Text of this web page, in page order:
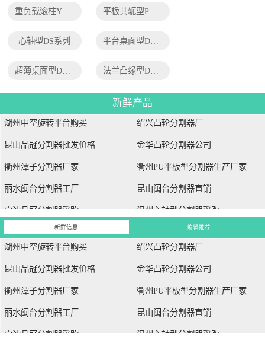
心轴型DS系列 平台桌面型DT系列
法兰凸缘型DF系列
新鲜产品
湖州中空旋转平台购买 绍兴凸轮分割器厂
昆山品冠分割器批发价格 金华凸轮分割器公司
衢州潭子分割器厂家 衢州PU平板型分割器生产厂家
丽水闽台分割器工厂 昆山闽台分割器直销
宁波品冠分割器采购 温州心轴型分割器采购
新鲜信息 编辑推荐
湖州中空旋转平台购买 绍兴凸轮分割器厂
昆山品冠分割器批发价格 金华凸轮分割器公司
衢州潭子分割器厂家 衢州PU平板型分割器生产厂家
丽水闽台分割器工厂 昆山闽台分割器直销
宁波品冠分割器采购 温州心轴型分割器采购